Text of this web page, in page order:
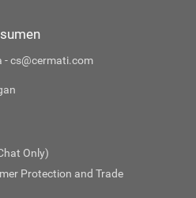
- cs@cermati.com
Only)
Protection and Trade